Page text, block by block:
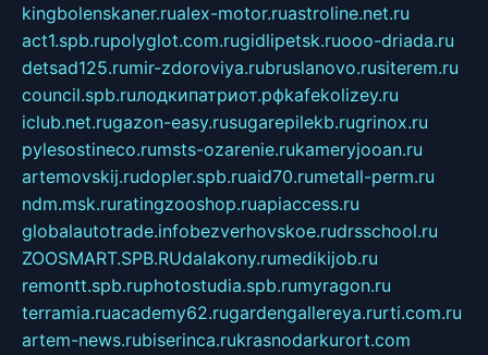
kingbolenskaner.rualex-motor.ruastroline.net.ru
act1.spb.rupolyglot.com.rugidlipetsk.ruooo-driada.ru
detsad125.rumir-zdoroviya.rubruslanovo.rusiterem.ru
council.spb.ruлодкипатриот.рфkafekolizey.ru
iclub.net.rugazon-easy.rusugarepilekb.rugrinox.ru
pylesostineco.rumsts-ozarenie.rukameryjooan.ru
artemovskij.rudopler.spb.ruaid70.rumetall-perm.ru
ndm.msk.ruratingzooshop.ruapiaccess.ru
globalautotrade.infobezverhovskoe.rudrsschool.ru
ZOOSMART.SPB.RUdalakony.rumedikijob.ru
remontt.spb.ruphotostudia.spb.rumyragon.ru
terramia.ruacademy62.rugardengallereya.rurti.com.ru
artem-news.rubiserinca.rukrasnodarkurort.com